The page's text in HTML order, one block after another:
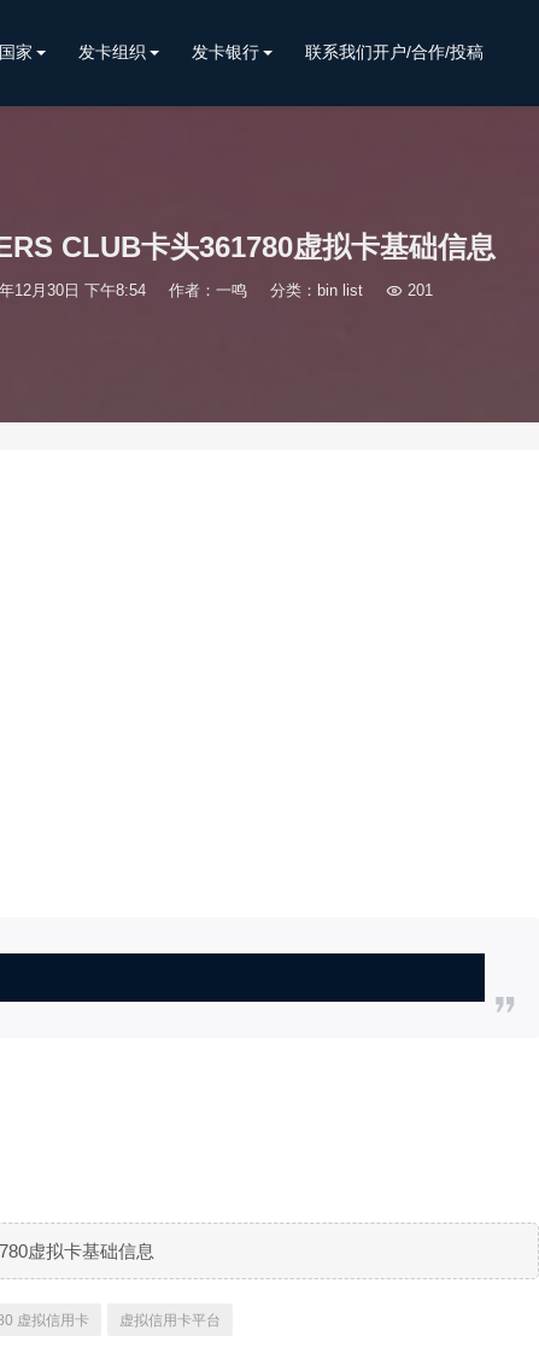
家 发卡组织 发卡银行 联系我们开户/合作/投稿
CLUB卡头361780虚拟卡基础信息
12月30日 下午8:54 作者：一鸣 分类： bin list  201
虚拟卡基础信息
虚拟信用卡 虚拟信用卡平台